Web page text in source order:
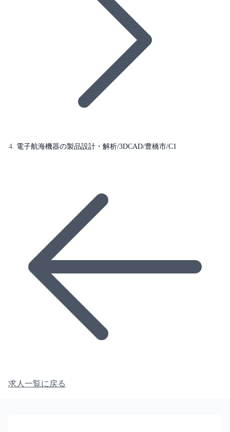
電子航海機器の製品設計・解析/3DCAD/豊橋市/C1
求人一覧に戻る